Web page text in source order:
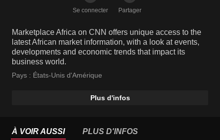
Se connecter Partager
Marketplace Africa on CNN offers unique access to the
latest African market information, with a look at events,
developments and economic trends that impact its
business world.
Pays : États-Unis d'Amérique
Plus d'infos
À VOIR AUSSI PLUS D'INFOS